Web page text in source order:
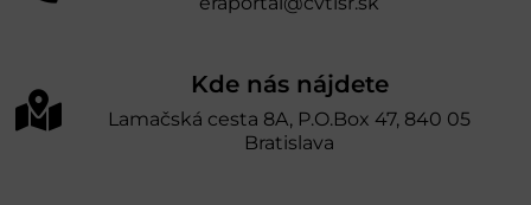
Kde nás nájdete
Lamačská cesta 8A, P.O.Box 47, 840 05
Bratislava